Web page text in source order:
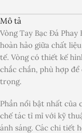
Mô tả
Vòng Tay Bạc Đá
hoàn hảo giữa chất
tế. Vòng có thiết kế
chắc chắn, phù hợp
trọng.
Phần nổi bật nhất của
chế tác tỉ mỉ với kỹ
ánh sáng. Các chi tiết